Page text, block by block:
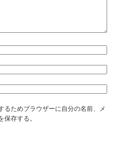
るためブラウザーに自分の名前、メ
保存する。